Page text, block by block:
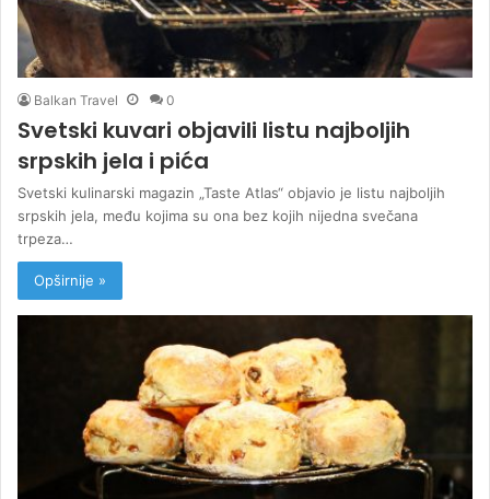
Balkan Travel 0
Svetski kuvari objavili listu najboljih
srpskih jela i pića
Svetski kulinarski magazin „Taste Atlas“ objavio je listu najboljih
srpskih jela, među kojima su ona bez kojih nijedna svečana
trpeza…
Opširnije »